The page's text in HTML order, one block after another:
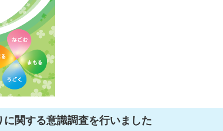
関する意識調査を行いました